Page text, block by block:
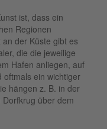
ist, dass ein
Regionen
der Küste gibt es
die die jeweilige
Hafen anliegen, auf
oftmals ein wichtiger
hängen z. B. in der
über dem